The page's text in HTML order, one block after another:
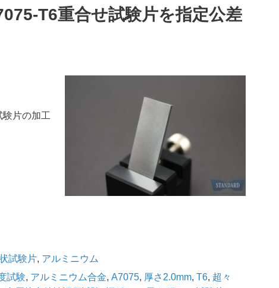
T6重合せ試験片を指定公差
験片の加工
試験片, アルミニウム
試験, アルミニウム合金, A7075, 厚さ2.0mm, T6, 超々